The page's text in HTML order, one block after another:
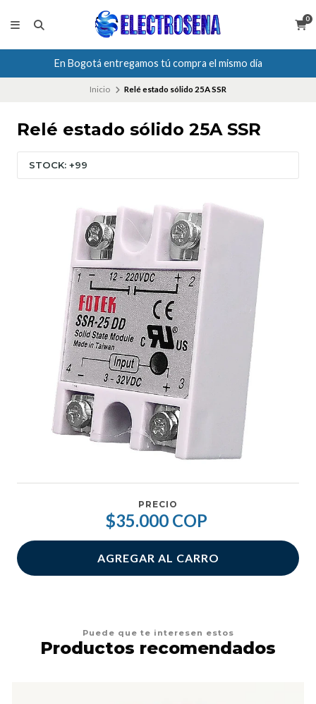
0
En Bogotá entregamos tú compra el mismo día
Inicio Relé estado sólido 25A SSR
Relé estado sólido 25A SSR
STOCK: +99
PRECIO
$35.000 COP
AGREGAR AL CARRO
Puede que te interesen estos
Productos recomendados